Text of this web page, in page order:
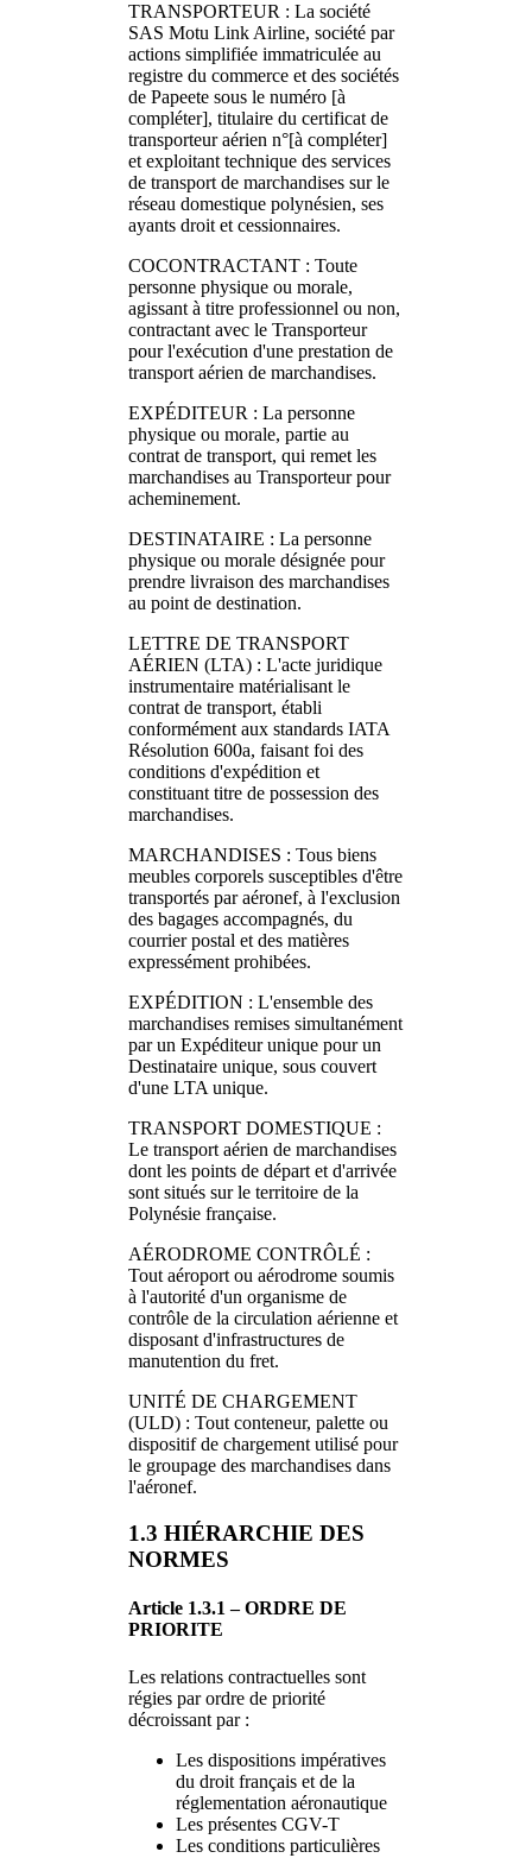
TRANSPORTEUR : La société
SAS Motu Link Airline, société par
actions simplifiée immatriculée au
registre du commerce et des sociétés
de Papeete sous le numéro [à
compléter], titulaire du certificat de
transporteur aérien n°[à compléter]
et exploitant technique des services
de transport de marchandises sur le
réseau domestique polynésien, ses
ayants droit et cessionnaires.
COCONTRACTANT : Toute
personne physique ou morale,
agissant à titre professionnel ou non,
contractant avec le Transporteur
pour l'exécution d'une prestation de
transport aérien de marchandises.
EXPÉDITEUR : La personne
physique ou morale, partie au
contrat de transport, qui remet les
marchandises au Transporteur pour
acheminement.
DESTINATAIRE : La personne
physique ou morale désignée pour
prendre livraison des marchandises
au point de destination.
LETTRE DE TRANSPORT
AÉRIEN (LTA) : L'acte juridique
instrumentaire matérialisant le
contrat de transport, établi
conformément aux standards IATA
Résolution 600a, faisant foi des
conditions d'expédition et
constituant titre de possession des
marchandises.
MARCHANDISES : Tous biens
meubles corporels susceptibles d'être
transportés par aéronef, à l'exclusion
des bagages accompagnés, du
courrier postal et des matières
expressément prohibées.
EXPÉDITION : L'ensemble des
marchandises remises simultanément
par un Expéditeur unique pour un
Destinataire unique, sous couvert
d'une LTA unique.
TRANSPORT DOMESTIQUE :
Le transport aérien de marchandises
dont les points de départ et d'arrivée
sont situés sur le territoire de la
Polynésie française.
AÉRODROME CONTRÔLÉ :
Tout aéroport ou aérodrome soumis
à l'autorité d'un organisme de
contrôle de la circulation aérienne et
disposant d'infrastructures de
manutention du fret.
UNITÉ DE CHARGEMENT
(ULD) : Tout conteneur, palette ou
dispositif de chargement utilisé pour
le groupage des marchandises dans
l'aéronef.
1.3 HIÉRARCHIE DES
NORMES
Article 1.3.1 – ORDRE DE
PRIORITE
Les relations contractuelles sont
régies par ordre de priorité
décroissant par :
Les dispositions impératives
du droit français et de la
réglementation aéronautique
Les présentes CGV-T
Les conditions particulières